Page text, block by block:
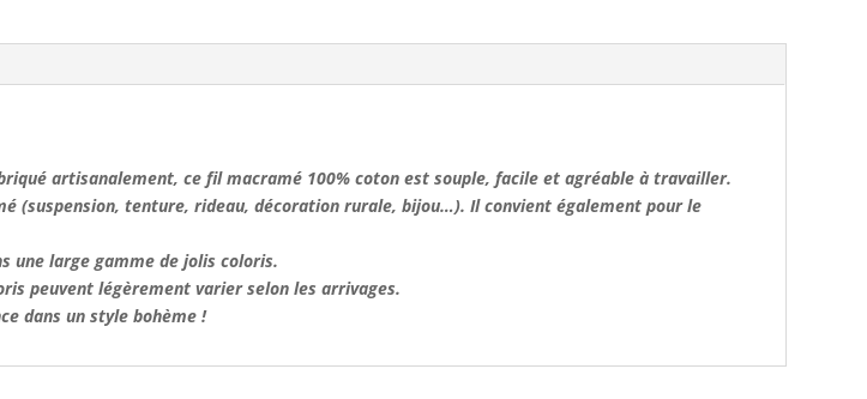
artisanalement,ce fil macramé 100% coton est souple, facile et agréable à travailler.
(suspension, tenture, rideau, décoration rurale, bijou…). Il convient également pour le
une large gamme de jolis coloris.
peuvent légèrement varier selon les arrivages.
dans un style bohème !